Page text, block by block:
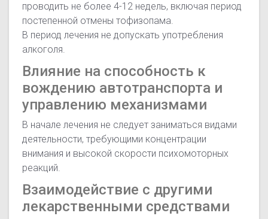
проводить не более 4-12 недель, включая период
постепенной отмены тофизопама.
В период лечения не допускать употребления
алкоголя.
Влияние на способность к
вождению автотранспорта и
управлению механизмами
В начале лечения не следует заниматься видами
деятельности, требующими концентрации
внимания и высокой скорости психомоторных
реакций.
Взаимодействие с другими
лекарственными средствами